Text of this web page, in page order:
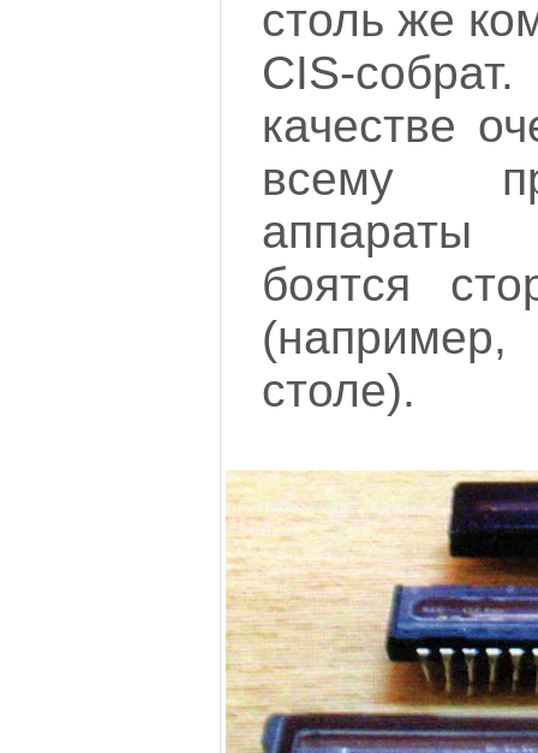
столь же
CIS-
качестве
всему
боятся
столе).